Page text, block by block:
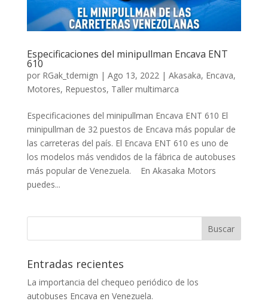
Especificaciones del minipullman Encava ENT
610
por RGak_tdemign | Ago 13, 2022 | Akasaka, Encava,
Motores, Repuestos, Taller multimarca
Especificaciones del minipullman Encava ENT 610 El
minipullman de 32 puestos de Encava más popular de
las carreteras del país. El Encava ENT 610 es uno de
los modelos más vendidos de la fábrica de autobuses
más popular de Venezuela. En Akasaka Motors
puedes...
Entradas recientes
La importancia del chequeo periódico de los
autobuses Encava en Venezuela.